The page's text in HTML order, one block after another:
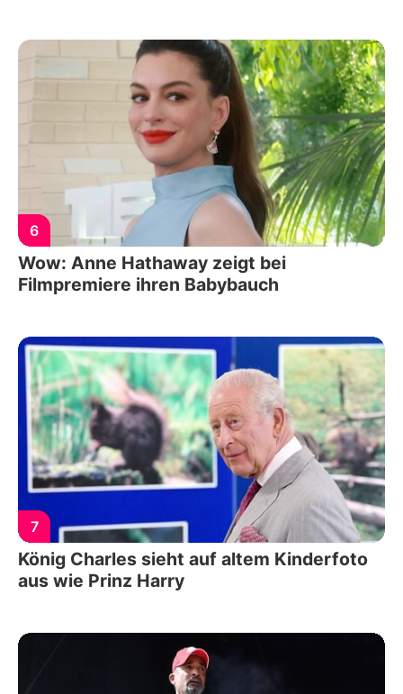
6
Wow: Anne Hathaway zeigt bei
Filmpremiere ihren Babybauch
7
König Charles sieht auf altem Kinderfoto
aus wie Prinz Harry